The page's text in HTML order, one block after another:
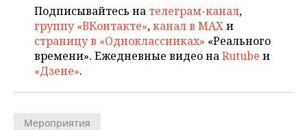
Подписывайтесь на телеграм-канал,
группу «ВКонтакте»,канал в MAXи
страницу в «Одноклассниках» «Реального
времени». Ежедневные видео наRutube и
«Дзене».
Мероприятия